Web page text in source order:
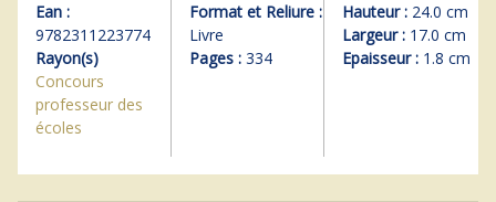
Ean :
9782311223774
Rayon(s)
Concours
professeur des
écoles
Format et Reliure :
Livre
Pages :334
Hauteur : 24.0 cm
Largeur : 17.0 cm
Epaisseur : 1.8 cm